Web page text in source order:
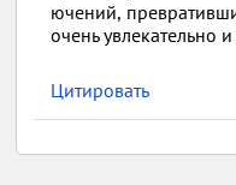
ючений,
очень увлекательно
Цитировать